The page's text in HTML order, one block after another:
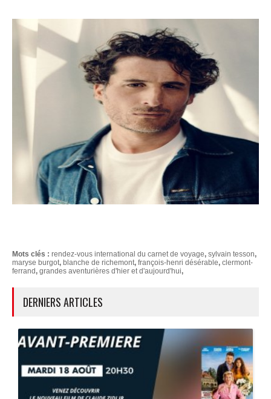
Mots clés : rendez-vous international du carnet de voyage, sylvain tesson,
maryse burgot, blanche de richemont, françois-henri désérable, clermont-
ferrand, grandes aventurières d'hier et d'aujourd'hui,
DERNIERS ARTICLES